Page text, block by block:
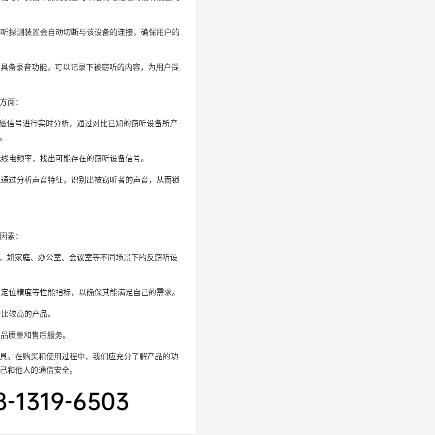
探测装置会自动切断与该设备的连接，确保用户的
备录音功能，可以记录下被窃听的内容，为用户提
面：
信号进行实时分析，通过对比已知的窃听设备所产
电频率，找出可能存在的窃听设备信号。
过分析声音特征，识别出被窃听者的声音，从而锁
素：
如家庭、办公室、会议室等不同场景下的反窃听设
位精度等性能指标，以确保其能满足自己的需求。
较高的产品。
质量和售后服务。
。在购买和使用过程中，我们应充分了解产品的功
和他人的通信安全。